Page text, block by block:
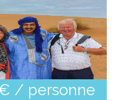
/ personne